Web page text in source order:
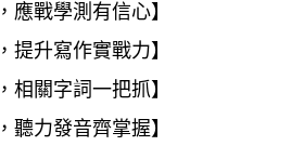
應戰學測有信心】
提升寫作實戰力】
相關字詞一把抓】
聽力發音齊掌握】